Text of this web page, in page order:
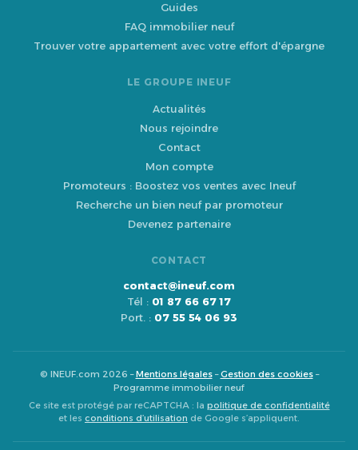
Guides
FAQ immobilier neuf
Trouver votre appartement avec votre effort d'épargne
LE GROUPE INEUF
Actualités
Nous rejoindre
Contact
Mon compte
Promoteurs : Boostez vos ventes avec Ineuf
Recherche un bien neuf par promoteur
Devenez partenaire
CONTACT
contact@ineuf.com
Tél : 01 87 66 67 17
Port. : 07 55 54 06 93
© INEUF.com 2026 –Mentions légales–Gestion des cookies–
Programme immobilier neuf
Ce site est protégé par reCAPTCHA : la politique de confidentialité
et les conditions d’utilisation de Google s’appliquent.